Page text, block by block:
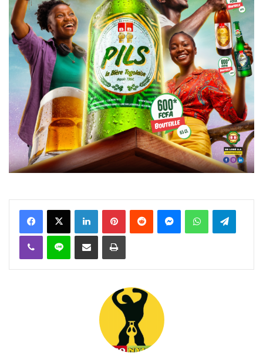
FacebookX Linkedin PinterestReddit MessengerWhatsAppTelegram
Viber Ligne Partager par email Imprimer